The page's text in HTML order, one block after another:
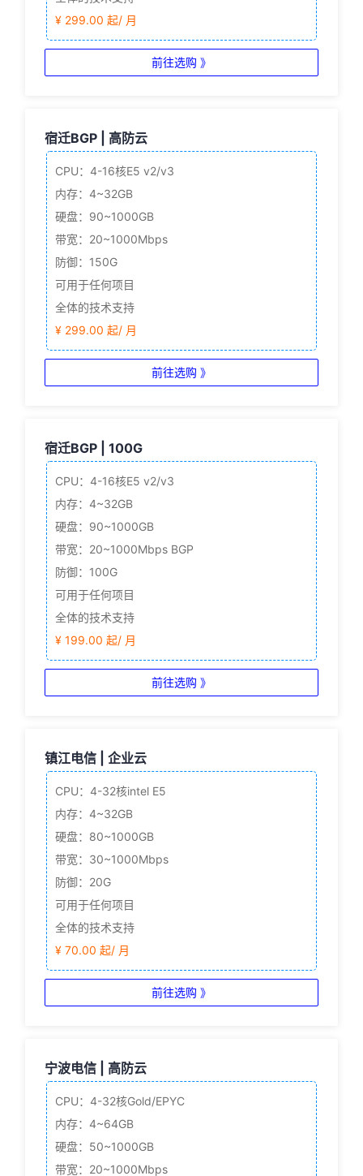
¥ 299.00 起/ 月
前往选购 》
宿迁BGP | 高防云
CPU：4-16核E5 v2/v3
内存：4~32GB
硬盘：90~1000GB
带宽：20~1000Mbps
防御：150G
可用于任何项目
全体的技术支持
¥ 299.00 起/ 月
前往选购 》
宿迁BGP | 100G
CPU：4-16核E5 v2/v3
内存：4~32GB
硬盘：90~1000GB
带宽：20~1000Mbps BGP
防御：100G
可用于任何项目
全体的技术支持
¥ 199.00 起/ 月
前往选购 》
镇江电信 | 企业云
CPU：4-32核intel E5
内存：4~32GB
硬盘：80~1000GB
带宽：30~1000Mbps
防御：20G
可用于任何项目
全体的技术支持
¥ 70.00 起/ 月
前往选购 》
宁波电信 | 高防云
CPU：4-32核Gold/EPYC
内存：4~64GB
硬盘：50~1000GB
带宽：20~1000Mbps